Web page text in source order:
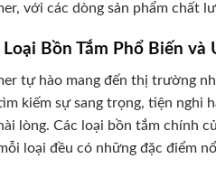
với các dòng sản phẩm chất
Loại Bồn Tắm Phổ Biến và
tự hào mang đến thị trường
kiếm sự sang trọng, tiện nghi
lòng. Các loại bồn tắm chính
loại đều có những đặc điểm